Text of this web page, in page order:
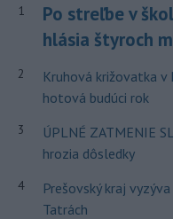
1
Po streľbe v
hlásia štyroch
2
Kruhová križovatka v
hotová budúci rok
3
ÚPLNÉ ZATMENIE
hrozia dôsledky
4
Prešovský kraj
Tatrách